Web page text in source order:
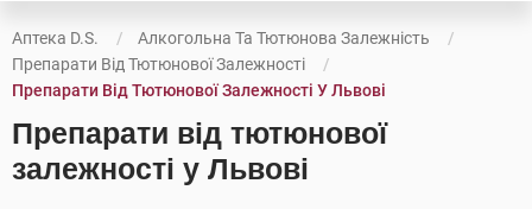
Аптека D.S.
Алкогольна Та Тютюнова Залежність
Препарати Від Тютюнової Залежності
Препарати Від Тютюнової Залежності У Львові
Препарати від тютюнової
залежності у Львові